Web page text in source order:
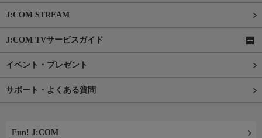
J:COM STREAM
J:COM TVサービスガイド
イベント・プレゼント
サポート・よくある質問
Fun! J:COM